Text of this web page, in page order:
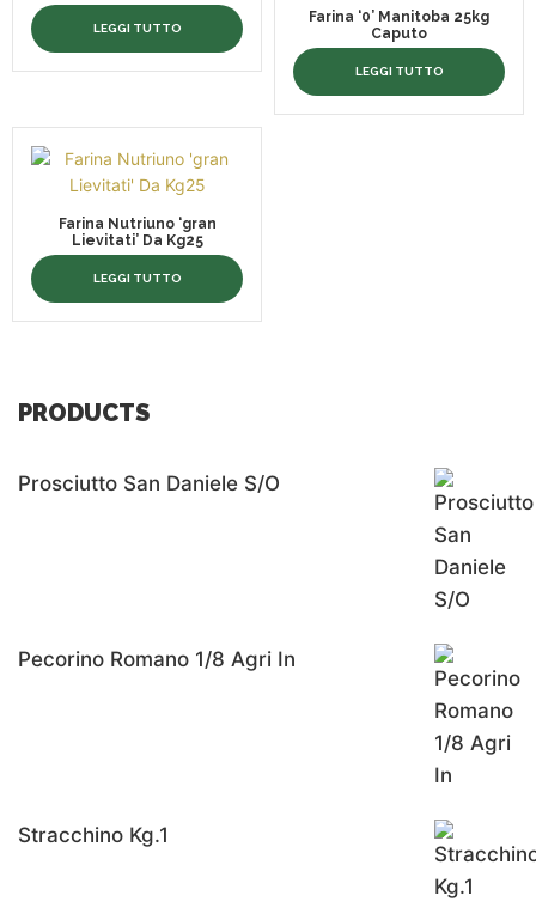
LEGGI TUTTO
Farina ‘0’ Manitoba 25kg
Caputo
LEGGI TUTTO
Farina Nutriuno ‘gran
Lievitati’ Da Kg25
LEGGI TUTTO
PRODUCTS
Prosciutto San Daniele S/o
Pecorino Romano 1/8 Agri In
Stracchino Kg.1